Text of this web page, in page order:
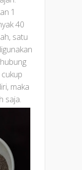
1
40
satu
maka
saja.